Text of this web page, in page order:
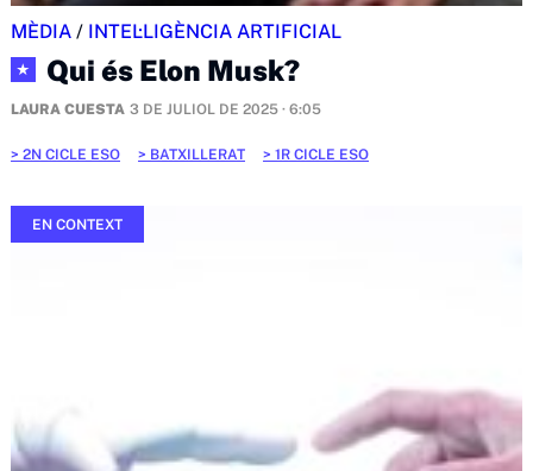
MÈDIA / INTEL·LIGÈNCIA ARTIFICIAL
★ Qui és Elon Musk?
LAURA CUESTA 3 DE JULIOL DE 2025 · 6:05
2N CICLE ESO BATXILLERAT 1R CICLE ESO
EN CONTEXT